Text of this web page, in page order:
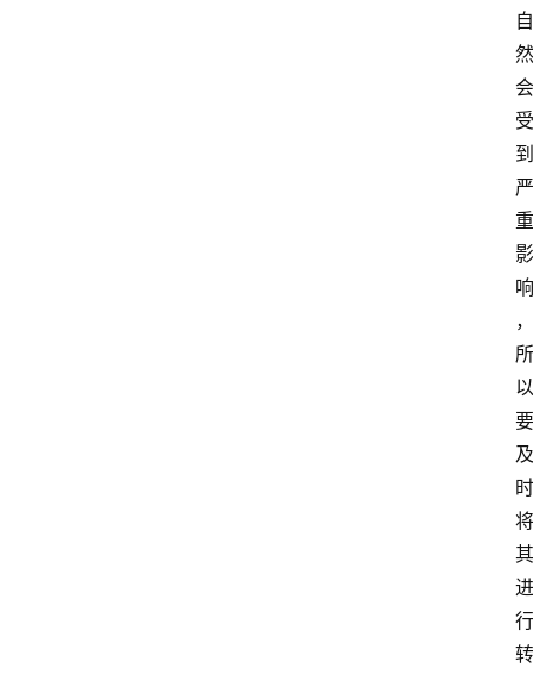
自
然
会
受
到
严
重
影
响
，
所
以
要
及
时
将
其
进
行
转